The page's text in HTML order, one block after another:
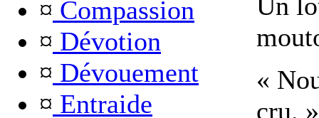
¤ Compassion
¤ Dévotion
¤ Dévouement
¤ Entraide
«
cru.